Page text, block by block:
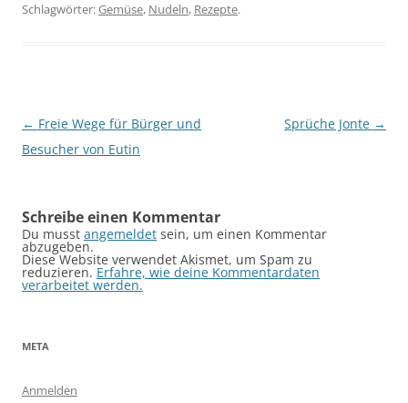
Schlagwörter:Gemüse, Nudeln, Rezepte.
Beitragsnavigation
← Freie Wege für Bürger und
Besucher von Eutin
Sprüche Jonte →
Schreibe einen Kommentar
Du musst angemeldet sein, um einen Kommentar
abzugeben.
Diese Website verwendet Akismet, um Spam zu
reduzieren. Erfahre, wie deine Kommentardaten
verarbeitet werden.
META
Anmelden